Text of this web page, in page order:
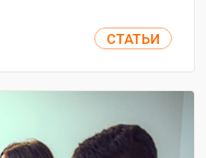
СТАТЬИ